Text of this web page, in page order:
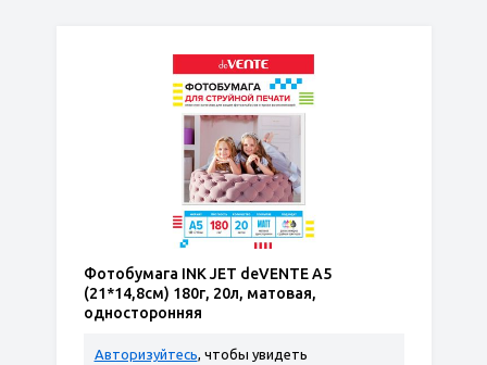
Фотобумага INK JET deVENTE A5
(21*14,8см) 180г, 20л, матовая,
односторонняя
Авторизуйтесь, чтобы увидеть